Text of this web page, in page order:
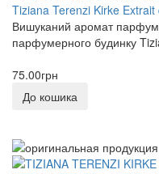
Tiziana Terenzi Kirke
Вишуканий аромат
парфумерного будинку
75.00грн
До кошика